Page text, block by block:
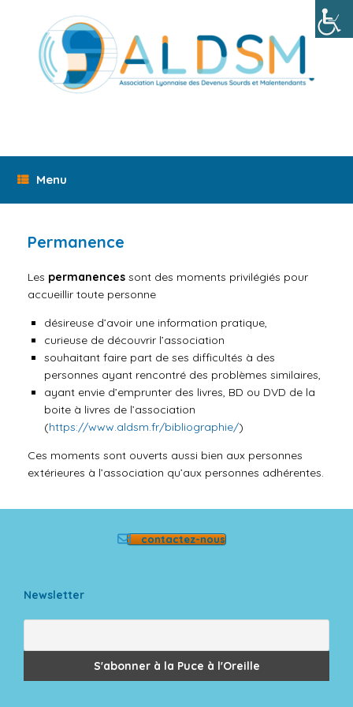
Menu
Permanence
Les permanences sont des moments privilégiés pour
accueillir toute personne
désireuse d’avoir une information pratique,
curieuse de découvrir l’association
souhaitant faire part de ses difficultés à des
personnes ayant rencontré des problèmes similaires,
ayant envie d’emprunter des livres, BD ou DVD de la
boite à livres de l’association
(https://www.aldsm.fr/bibliographie/)
Ces moments sont ouverts aussi bien aux personnes
extérieures à l’association qu’aux personnes adhérentes.
contactez-nous
Newsletter